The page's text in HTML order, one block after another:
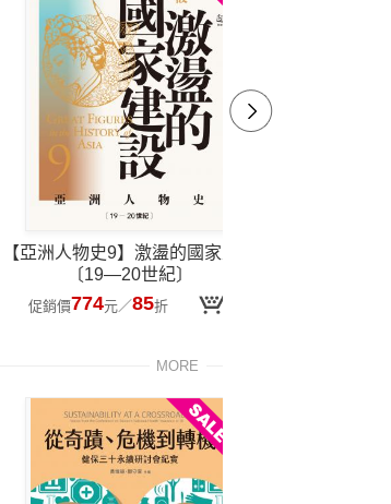
【亞洲人物史9】激盪的國家建設
〔19—20世紀〕
促銷價774元／85折
MORE